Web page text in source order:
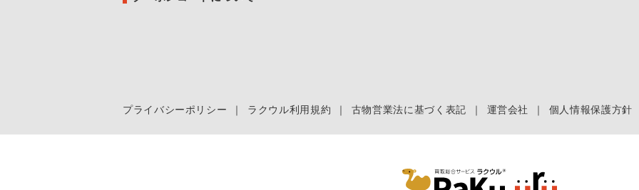
プライバシーポリシー ｜ ラクウル利用規約 ｜ 古物営業法に基づく表記 ｜ 運営会社 ｜ 個人情報保護方針